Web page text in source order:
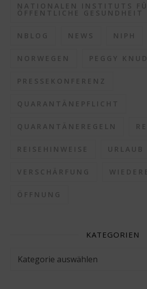
NATIONALEN INSTITUTS
ÖFFENTLICHE GESUNDHEIT
NBLOG NEWS NIPH
NORWEGEN PEGGY
PRESSEKONFERENZ
QUARANTÄNEPFLICHT
QUARANTÄNEREGELN
REISEHINWEISE URLAUB
VERSCHÄRFUNG
ÖFFNUNG
KATEGORIEN